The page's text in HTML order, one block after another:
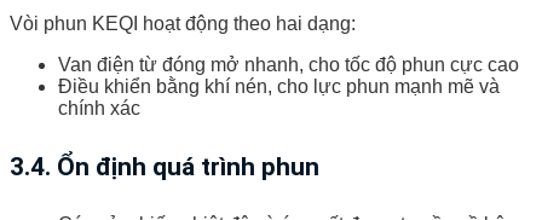
Vòi phun KEQI hoạt động theo hai dạng:
Van điện từ đóng mở nhanh, cho tốc độ phun cực cao
Điều khiển bằng khí nén, cho lực phun mạnh mẽ và
chính xác
3.4. Ổn định quá trình phun